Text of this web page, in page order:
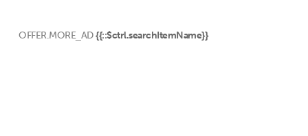
OFFER.MORE_AD {{::$ctrl.searchItemName}}